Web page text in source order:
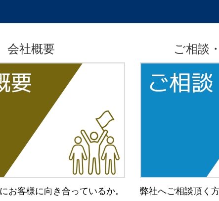
会社概要
お客様に向き合っているか。
ご相談
弊社へご相談頂く